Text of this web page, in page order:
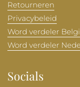
Retourneren
Privacybeleid
Word verdeler
Word verdeler
Socials